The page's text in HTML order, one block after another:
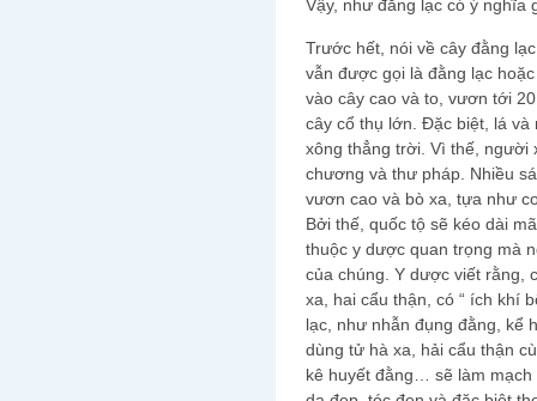
Vậy, như đằng lạc có ý nghĩa
Trước hết, nói về cây đằng
vẫn được gọi là đằng lạc
vào cây cao và to, vươn tới
cây cổ thụ lớn. Đặc biệt, lá
xông thẳng trời. Vì thế, người
chương và thư pháp. Nhiều
vươn cao và bò xa, tựa như
Bởi thế, quốc tộ sẽ kéo dài
thuộc y dược quan trọng mà
của chúng. Y dược viết rằng,
xa, hai cẩu thận, có “ ích khí
lạc, như nhẫn đụng đằng, kể
dùng tử hà xa, hải cẩu thận
kê huyết đằng… sẽ làm